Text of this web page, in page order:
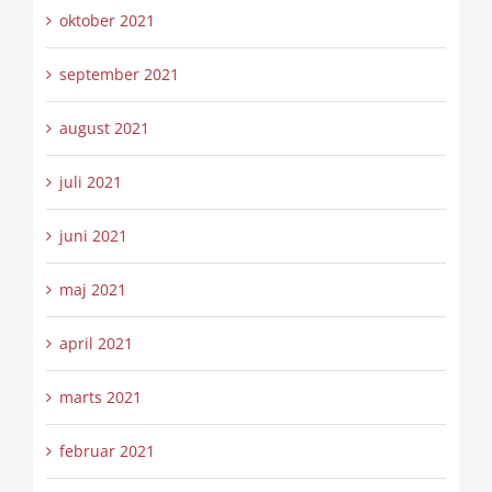
oktober 2021
september 2021
august 2021
juli 2021
juni 2021
maj 2021
april 2021
marts 2021
februar 2021